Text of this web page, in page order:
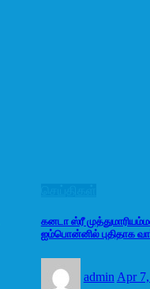
கனடா ஸ்ரீ
ஐம்பொன்னில் புதிதாக
admin Apr